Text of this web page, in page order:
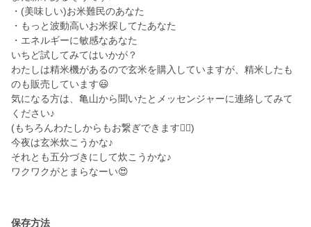
・(美味しい)お米難民のあなた
・もっと波動高いお米探してたあなた
・エネルギーに敏感なあなた
いちど試してみてはいかが？
わたしは精米機があるので玄米を購入していますが、精米したも
のも販売しています😃
気になる方は、亀山から聞いたとメッセンジャーに連絡してみて
ください♪
(もちろんわたしからもお繋ぎできます🙆‍♀)
今夜は玄米炊こうかな♪
それとも五分づきにして炊こうかな♪
ワクワクがとまらなーい😍
保存方法